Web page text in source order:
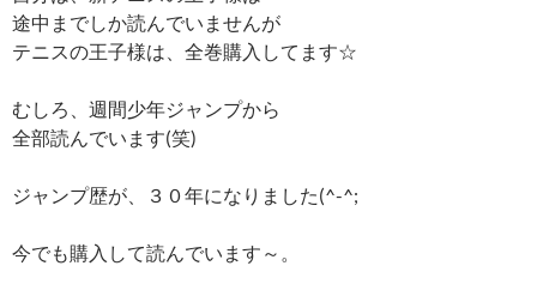
途中までしか読んでいませんが
テニスの王子様は、全巻購入してます☆
むしろ、週間少年ジャンプから
全部読んでいます(笑)
ジャンプ歴が、３０年になりました(^-^;
今でも購入して読んでいます～。